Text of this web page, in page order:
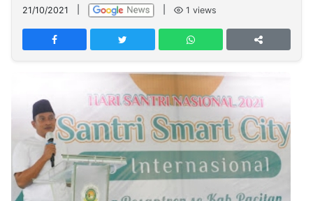
Network
PT
TREETAN
Partner
Insight
NTB
Suara
Time
IDN
Jogja
Rakyat
Idealita
News
Notice
Dinamikapost.com
Radar
Baru
Seedbacklink
21/10/2021 1 views